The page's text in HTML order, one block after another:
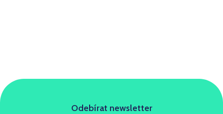
Odebírat newsletter